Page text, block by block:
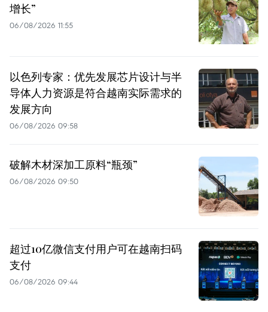
增长”
06/08/2026 11:55
以色列专家：优先发展芯片设计与半
导体人力资源是符合越南实际需求的
发展方向
06/08/2026 09:58
破解木材深加工原料“瓶颈”
06/08/2026 09:50
超过10亿微信支付用户可在越南扫码
支付
06/08/2026 09:44